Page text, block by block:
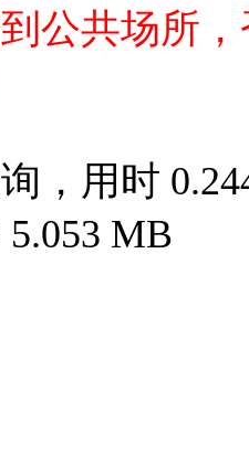
公共场所
，用时
MB